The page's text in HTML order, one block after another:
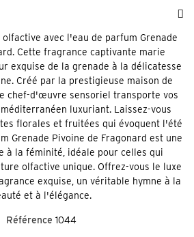
avec l'eau de parfum Grenade
Cette fragrance captivante marie
exquise de la grenade à la délicatesse
Créé par la prestigieuse maison de
chef-d'œuvre sensoriel transporte vos
luxuriant. Laissez-vous
florales et fruitées qui évoquent l'été
Grenade Pivoine de Fragonard est une
à la féminité, idéale pour celles qui
olfactive unique. Offrez-vous le luxe
exquise, un véritable hymne à la
et à l'élégance.
Référence 1044